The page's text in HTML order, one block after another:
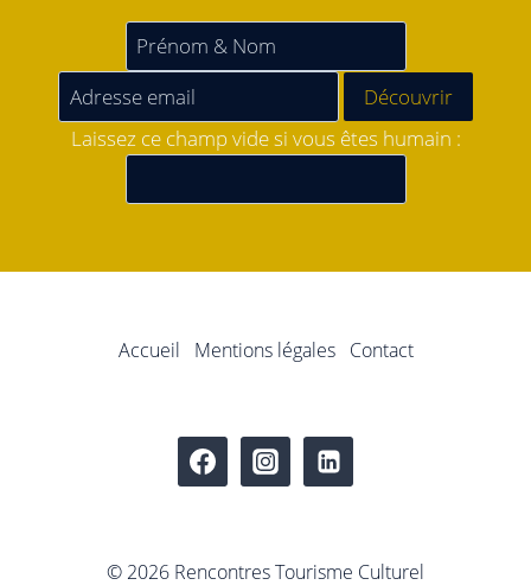
Laissez ce champ vide si vous êtes humain :
Accueil Mentions légales Contact
© 2026 Rencontres Tourisme Culturel